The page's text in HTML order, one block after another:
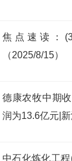
焦点速读：
（2025/8/15）
德康农牧中期
润为13.6亿元|新
中石化炼化工